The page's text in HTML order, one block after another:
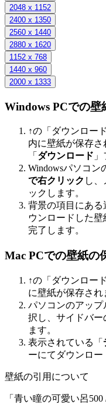
2048 x 1152
2400 x 1350
2560 x 1440
2880 x 1620
1152 x 768
1440 x 960
2000 x 1333
Windows PCでの壁
↑の「ダウンロー
内に壁紙が保存さ
「 ダウンロード
Windowsパソコン
で右クリック し、
ックします。
背景の項目にある
ウンロードした
完了します。
Mac PCでの壁紙の
↑の「ダウンロー
に壁紙が保存され
パソコンのアップ
択し、サイドバー
ます。
表示されている「
ーにてダウンロー
壁紙の引用について
「青い瞳の可愛い呂